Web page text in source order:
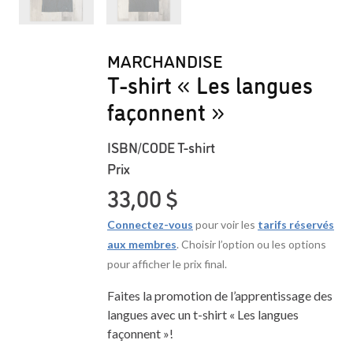
MARCHANDISE
T-shirt « Les langues
façonnent »
ISBN/CODET-shirt
Prix
33,00$
Connectez-vous pour voir les tarifs réservés
aux membres. Choisir l’option ou les options
pour afficher le prix final.
Faites la promotion de l’apprentissage des
langues avec un t-shirt « Les langues
façonnent »!